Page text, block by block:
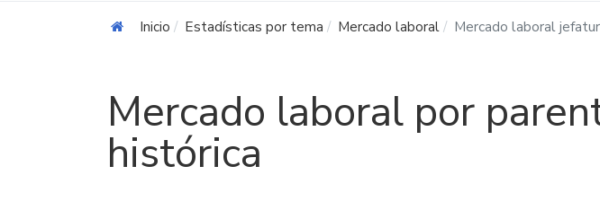
Inicio Estadísticas por tema Mercado laboral Mercado laboral
Mercado laboral por
histórica